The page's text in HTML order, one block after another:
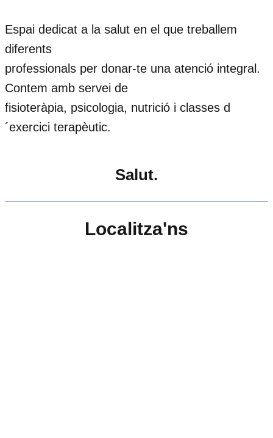
Espai dedicat a la salut en el que treballem
diferents
professionals per donar-te una atenció integral.
Contem amb servei de
fisioteràpia, psicologia, nutrició i classes d
´exercici terapèutic.
Salut.
Localitza'ns